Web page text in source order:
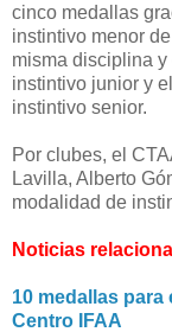
cinco medallas
instintivo menor
misma disciplina
instintivo junior y
instintivo senior.
Por clubes, el
Lavilla, Alberto
modalidad de
Noticias
10 medallas
Centro IFAA